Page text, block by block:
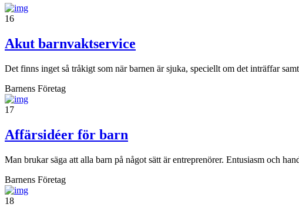
16
Akut barnvaktservice
Det finns inget så tråkigt som när barnen är sjuka, speciellt om det inträffar
Barnens Företag
17
Affärsidéer för barn
Man brukar säga att alla barn på något sätt är entreprenörer. Entusiasm och
Barnens Företag
18